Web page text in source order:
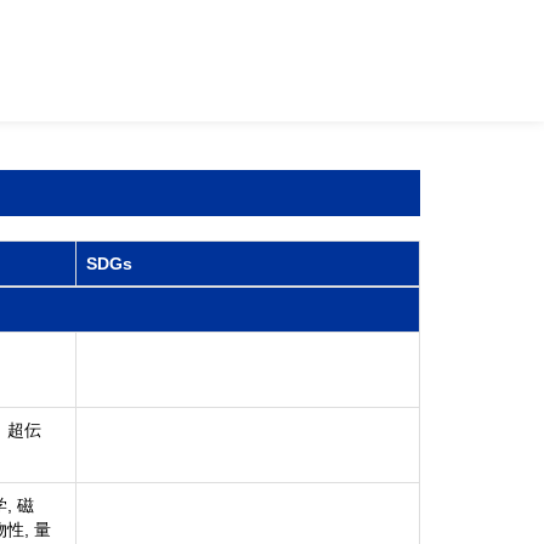
SDGs
超伝
, 磁
性, 量